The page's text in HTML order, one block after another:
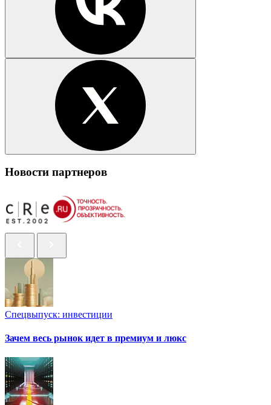
Новости партнеров
Спецвыпуск: инвестиции
Зачем весь рынок идет в премиум и люкс